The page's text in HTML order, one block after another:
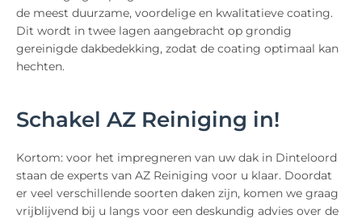
de meest duurzame, voordelige en kwalitatieve coating.
Dit wordt in twee lagen aangebracht op grondig
gereinigde dakbedekking, zodat de coating optimaal kan
hechten.
Schakel AZ Reiniging in!
Kortom: voor het impregneren van uw dak in Dinteloord
staan de experts van AZ Reiniging voor u klaar. Doordat
er veel verschillende soorten daken zijn, komen we graag
vrijblijvend bij u langs voor een deskundig advies over de